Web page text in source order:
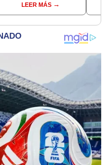
presidente de Argentina
LEER MÁS